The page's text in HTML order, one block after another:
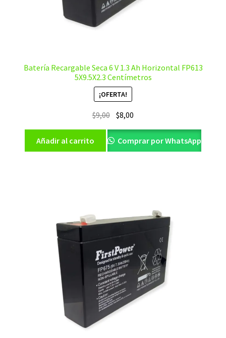
Batería Recargable Seca 6 V 1.3 Ah Horizontal FP613
5X9.5X2.3 Centímetros
¡OFERTA!
$9,00 El
original
era:
$8,00
actual
es:
Añadir al carrito Comprar por WhatsApp